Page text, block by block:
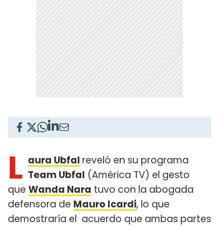
L aura Ubfal reveló en su programa
Team Ubfal (América TV) el gesto
que Wanda Nara tuvo con la abogada
defensora de Mauro Icardi, lo que
demostraría el acuerdo que ambas partes